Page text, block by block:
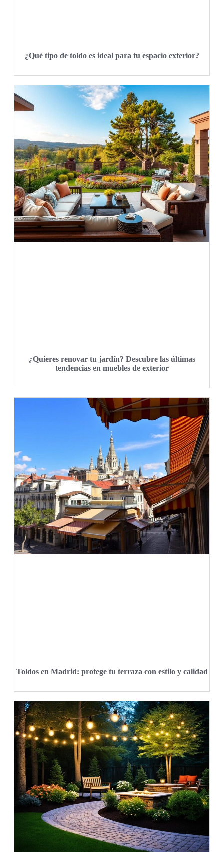
¿Qué tipo de toldo es ideal para tu espacio exterior?
¿Quieres renovar tu jardín? Descubre las últimas
tendencias en muebles de exterior
Toldos en Madrid: protege tu terraza con estilo y calidad